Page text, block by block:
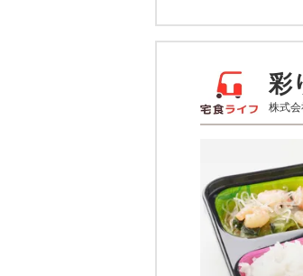
彩り旬
ほうれん
豆腐の柚
栄養素
-
※メニューの補
彩
株式